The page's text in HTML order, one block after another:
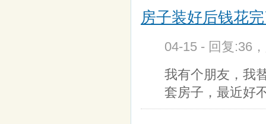
房子装好后钱花
04-15 - 回复:36
我有个朋友，我
套房子，最近好